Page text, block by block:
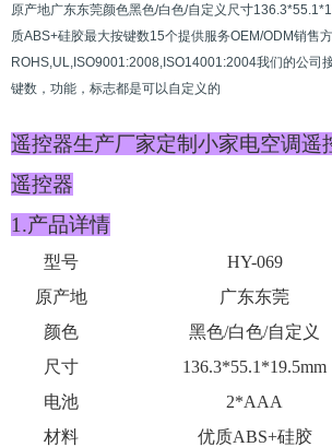
原产地广东东莞颜色黑色/白色/自定义尺寸
质ABS+硅胶最大按键数15个提供服务OEM/ODM销售
ROHS,UL,ISO9001:2008,ISO14001:2004我们的公司
键数，功能，标志都是可以自定义的
遥控器生产厂家定制小家电空调遥
遥控器
1.产品详情
型号
HY-069
原产地
广东东莞
颜色
黑色/白色/自定义
尺寸
136.3*55.1*19.5mm
电池
2*AAA
材料
优质ABS+硅胶